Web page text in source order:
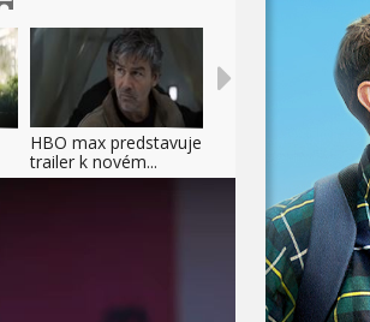
HBO max predstavuje
trailer k novém...